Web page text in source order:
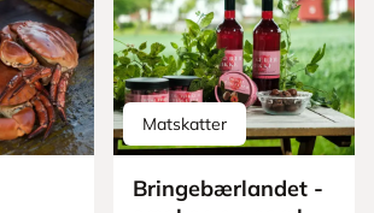
Matskatter
Bringebærlandet -